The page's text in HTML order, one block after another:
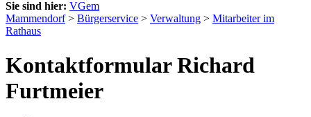
Sie sind hier: VGem
Mammendorf> Bürgerservice > Verwaltung > Mitarbeiter im
Rathaus
Kontaktformular Richard
Furtmeier